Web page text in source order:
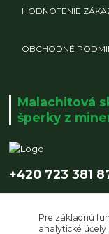
HODNOTENIE
OBCHODNÉ
Malachitová
šperky z
+420 723 381
Pre základnú
analytické účely